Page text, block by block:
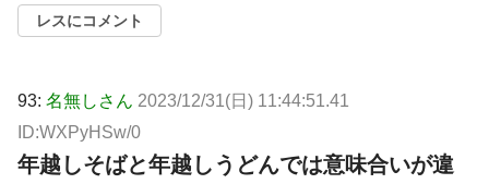
レスにコメント
93: 名無しさん 2023/12/31(日) 11:44:51.41
ID:WXPyHSw/0
年越しそばと年越しうどんでは意味合いが違